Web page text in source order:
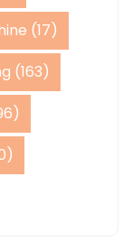
(17)
(163)